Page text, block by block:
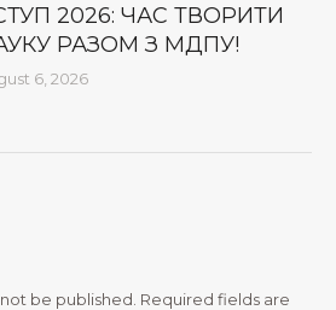
2026: ЧАС ТВОРИТИ
РАЗОМ З МДПУ!
6, 2026
be published. Required fields are